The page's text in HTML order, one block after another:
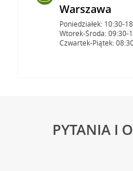
Warszawa
Poniedziałek: 10:30-
Wtorek-Środa: 09:30-
Czwartek-Piątek:
PYTANIA I